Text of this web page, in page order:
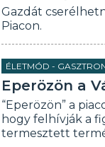
Gazdát
Piacon.
ÉLETMÓD -
Eperözön a
“Eperözön” a
hogy felhívják a
termesztett